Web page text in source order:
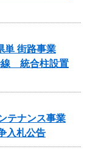
単 街路事業
線 統合柱設置
テナンス事業
入札公告